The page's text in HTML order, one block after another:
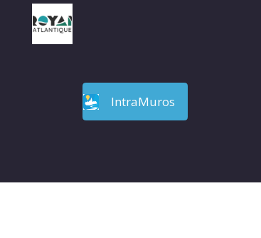
IntraMuros